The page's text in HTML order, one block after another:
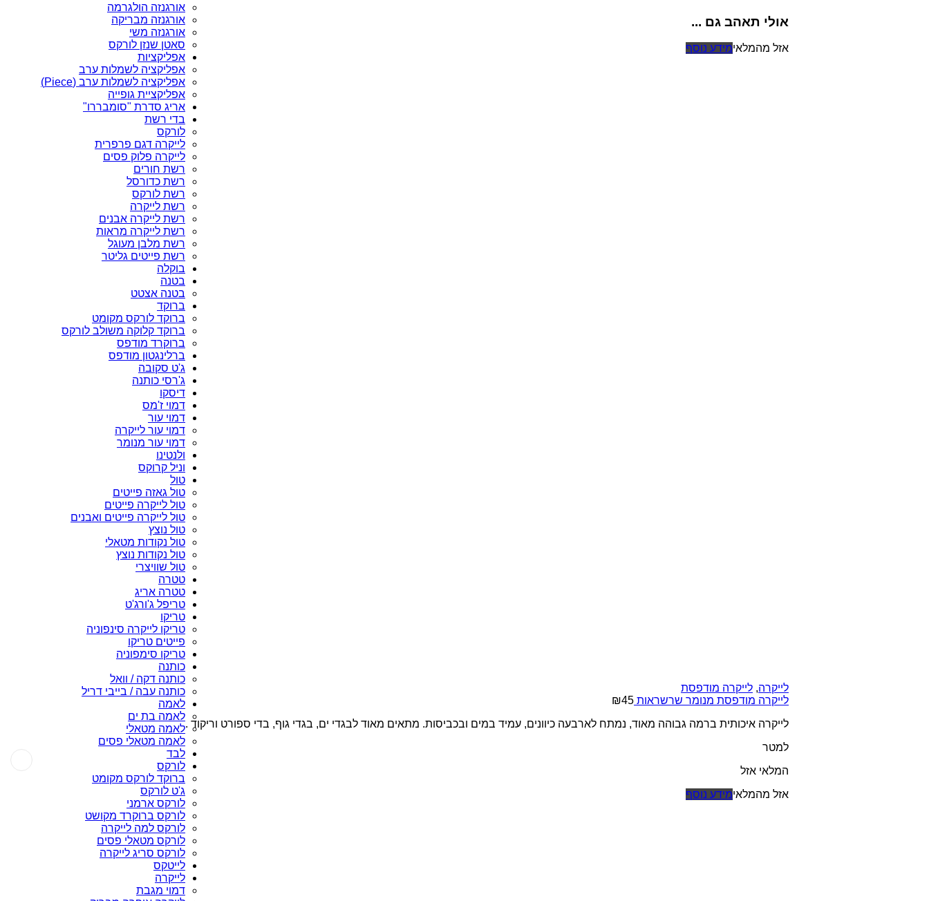
אולי תאהב גם ...
אזל מהמלאימידע נוסף
לייקרה, לייקרה מודפסת
לייקרה מודפסת מנומר שרשראות
₪45
לייקרה איכותית ברמה גבוהה מאוד, נמתח לארבעה כיוונים, עמיד במים ובכביסות. מתאים מאוד לבגדי ים, בגדי גוף, בדי ספורט וריקוד .
למטר
המלאי אזל
אזל מהמלאימידע נוסף
אורגנזה הולגרמה
אורגנזה מבריקה
אורגנזה משי
סאטן שנזן לורקס
אפליקציות
אפליקציה לשמלות ערב
אפליקציה לשמלות ערב (Piece)
אפליקציית גופייה
אריג סדרת "סומבררו"
בדי רשת
לורקס
לייקרה דגם פרפרית
לייקרה פלוק פסים
רשת חורים
רשת כדורסל
רשת לורקס
רשת לייקרה
רשת לייקרה אבנים
רשת לייקרה מראות
רשת מלבן מעוגל
רשת פייטים גליטר
בוקלה
בטנה
בטנה אצטט
ברוקד
ברוקד לורקס מקומט
ברוקד קלוקה משולב לורקס
ברוקרד מודפס
ברלינגטון מודפס
ג'ט סקובה
ג'רסי כותנה
דיסקו
דמוי ז'מס
דמוי עור
דמוי עור לייקרה
דמוי עור מנומר
ולנטינו
וניל קרוקס
טול
טול גאזה פייטים
טול לייקרה פייטים
טול לייקרה פייטים ואבנים
טול נוצץ
טול נקודות מטאלי
טול נקודות נוצץ
טול שוויצרי
טטרה
טטרה אריג
טריפל ג'ורג'ט
טריקו
טריקו לייקרה סינפוניה
פייטים טריקו
טריקו סימפוניה
כותנה
כותנה דקה / וואל
כותנה עבה / בייבי דריל
לאמה
לאמה בת ים
לאמה מטאלי
לאמה מטאלי פסים
לבד
לורקס
ברוקד לורקס מקומט
ג'ט לורקס
לורקס ארמני
לורקס ברוקרד מקושט
לורקס למה לייקרה
לורקס מטאלי פסים
לורקס סריג לייקרה
לייטקס
לייקרה
דמוי מגבת